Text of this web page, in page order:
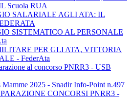
Scuola RUA
SALARIALE AGLI ATA: IL
SISTEMATICO AL PERSONALE
PER GLI ATA, VITTORIA
- FederAta
al concorso PNRR3 - USB
2025 - Snadir Info-Point n.497
CONCORSI PNRR3 -